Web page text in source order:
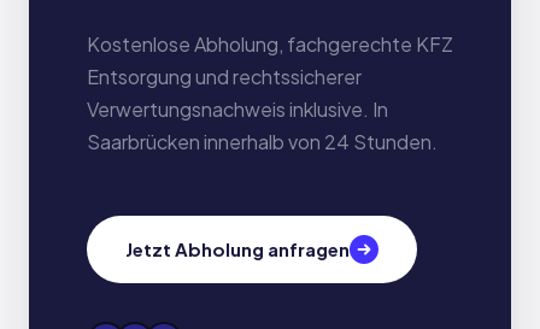
Kostenlose Abholung, fachgerechte KFZ
Entsorgung und rechtssicherer
Verwertungsnachweis inklusive. In
Saarbrücken innerhalb von 24 Stunden.
Jetzt Abholung anfragen